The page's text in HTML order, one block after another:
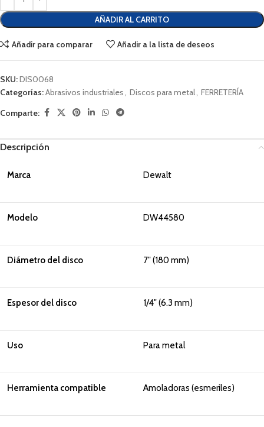
AÑADIR AL CARRITO
Añadir para comparar Añadir a la lista de deseos
SKU:DIS0068
Categorías:Abrasivos industriales, Discos para metal, FERRETERÍA
Comparte:
Descripción
Marca Dewalt
Modelo DW44580
Diámetro del disco 7" (180 mm)
Espesor del disco 1/4" (6.3 mm)
Uso Para metal
Herramienta compatible Amoladoras (esmeriles)